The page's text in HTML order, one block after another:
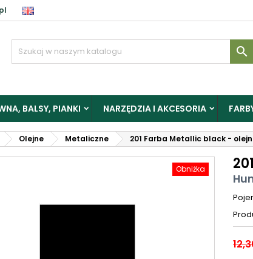

BALSY, PIANKI NARZĘDZIA I AKCESORIA
Olejne Metaliczne 201 Farba Metallic black -
Obniżka